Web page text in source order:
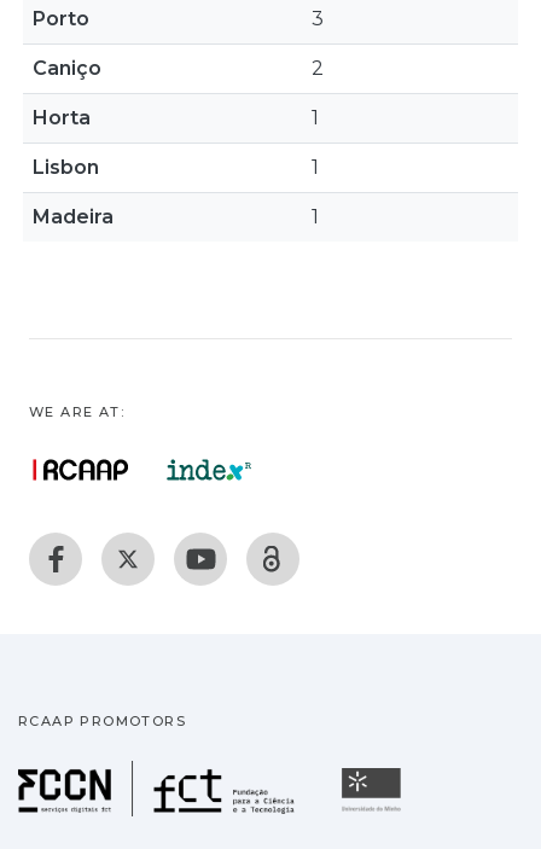
Porto 3
Caniço 2
Horta 1
Lisbon 1
Madeira 1
WE ARE AT:
RCAAP PROMOTORS
Fundação para a